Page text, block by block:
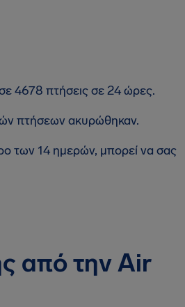
4678 πτήσεις σε 24 ώρες.
πτήσεων ακυρώθηκαν.
των 14 ημερών, μπορεί να σας
από την Air